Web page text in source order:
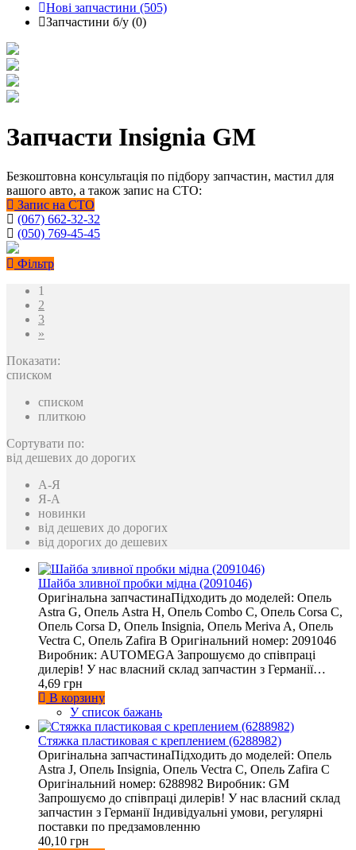
Нові запчастини (505)
Запчастини б/у (0)
Запчасти Insignia GM
Безкоштовна консультація по підбору запчастин, мастил для
вашого авто, а також запис на СТО:
Запис на СТО
(067) 662-32-32
(050) 769-45-45
Фільтр
1
2
3
»
Показати:
списком
списком
плиткою
Сортувати по:
від дешевих до дорогих
A-Я
Я-A
новинки
від дешевих до дорогих
від дорогих до дешевих
Шайба зливної пробки мідна (2091046)
Оригінальна запчастинаПідходить до моделей: Опель
Astra G, Опель Astra H, Опель Combo C, Опель Corsa C,
Опель Corsa D, Опель Insignia, Опель Meriva A, Опель
Vectra C, Опель Zafira B Оригінальний номер: 2091046
Виробник: AUTOMEGA Запрошуємо до співпраці
дилерів! У нас власний склад запчастин з Германії…
4,69 грн
В корзину
У список бажань
Стяжка пластиковая с креплением (6288982)
Оригінальна запчастинаПідходить до моделей: Опель
Astra J, Опель Insignia, Опель Vectra C, Опель Zafira C
Оригінальний номер: 6288982 Виробник: GM
Запрошуємо до співпраці дилерів! У нас власний склад
запчастин з Германії Індивідуальні умови, регулярні
поставки по предзамовленню
40,10 грн